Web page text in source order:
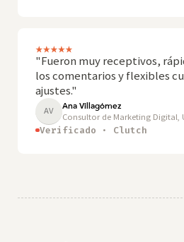
"Fueron muy receptivos,
los comentarios y flexibles
ajustes."
AV Ana Villagómez
Consultor de Marketing Digital,
Verificado · Clutch